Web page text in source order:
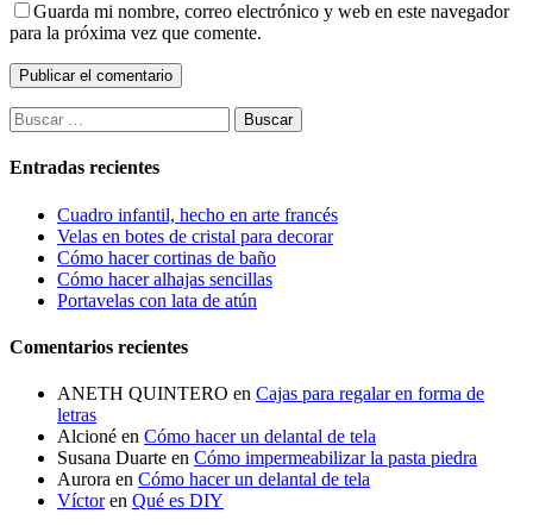
Guarda mi nombre, correo electrónico y web en este navegador
para la próxima vez que comente.
Buscar:
Entradas recientes
Cuadro infantil, hecho en arte francés
Velas en botes de cristal para decorar
Cómo hacer cortinas de baño
Cómo hacer alhajas sencillas
Portavelas con lata de atún
Comentarios recientes
ANETH QUINTERO en Cajas para regalar en forma de
letras
Alcioné en Cómo hacer un delantal de tela
Susana Duarte en Cómo impermeabilizar la pasta piedra
Aurora en Cómo hacer un delantal de tela
Víctoren Qué es DIY